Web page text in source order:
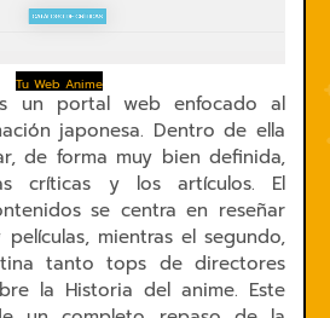
Tu Web Anime
un portal web enfocado al
japonesa. Dentro de ella
de forma muy bien definida,
críticas y los artículos. El
se centra en reseñar
mientras el segundo,
tanto tops de directores
la Historia del anime. Este